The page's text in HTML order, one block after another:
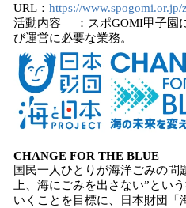
URL： https://www.spogomi.or.jp/
活動内容 ：スポGOMI甲子園
び運営に必要な業務。
CHANGE FOR THE BLUE
国民一人ひとりが海洋ごみの問
上、海にごみを出さない”とい
いくことを目標に、日本財団「